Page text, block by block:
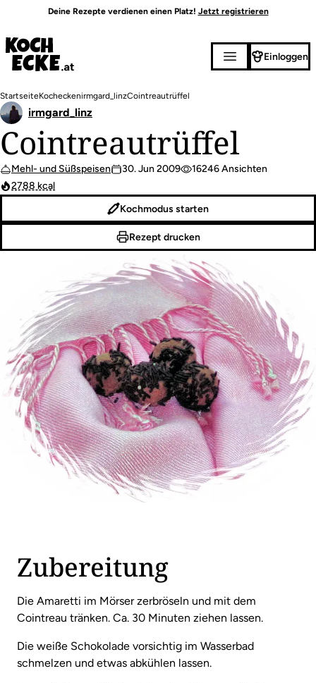
Inhalt
Deine Rezepte verdienen einen Platz! Jetzt registrieren
Einloggen
Pfadnavigation
StartseiteKocheckenirmgard_linzCointreautrüffel
Cointreautrüffel
Mehl- und Süßspeisen 30. Jun 2009
16246 Ansichten
2788 kcal
irmgard_linz
Kochmodus starten
Rezept drucken
Zubereitung
Die Amaretti im Mörser zerbröseln und mit dem
Cointreau tränken. Ca. 30 Minuten ziehen lassen.
Die weiße Schokolade vorsichtig im Wasserbad
schmelzen und etwas abkühlen lassen.